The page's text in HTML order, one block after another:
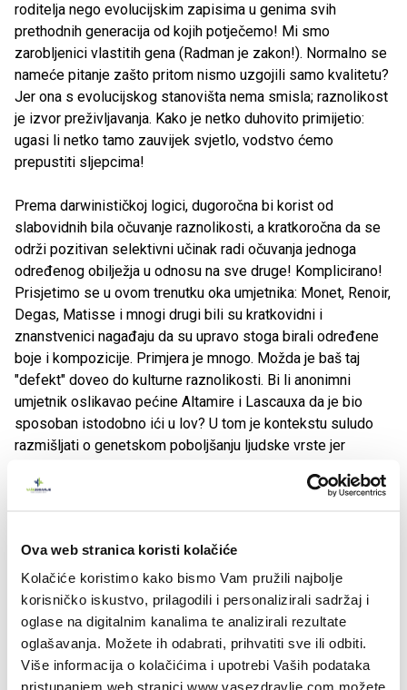
Ova web stranica koristi kolačiće
Kolačiće koristimo kako bismo Vam pružili najbolje
korisničko iskustvo, prilagodili i personalizirali sadržaj i
oglase na digitalnim kanalima te analizirali rezultate
oglašavanja. Možete ih odabrati, prihvatiti sve ili odbiti.
Više informacija o kolačićima i upotrebi Vaših podataka
pristupanjem web stranici www.vasezdravlje.com možete
roditelja nego evolucijskim zapisima u genima svih
prethodnih generacija od kojih potječemo! Mi smo
zarobljenici vlastitih gena (Radman je zakon!). Normalno se
nameće pitanje zašto pritom nismo uzgojili samo kvalitetu?
Jer ona s evolucijskog stanovišta nema smisla; raznolikost
je izvor preživljavanja. Kako je netko duhovito primijetio:
ugasi li netko tamo zauvijek svjetlo, vodstvo ćemo
prepustiti sljepcima!
Prema darwinističkoj logici, dugoročna bi korist od
slabovidnih bila očuvanje raznolikosti, a kratkoročna da se
održi pozitivan selektivni učinak radi očuvanja jednoga
određenog obilježja u odnosu na sve druge! Komplicirano!
Prisjetimo se u ovom trenutku oka umjetnika: Monet, Renoir,
Degas, Matisse i mnogi drugi bili su kratkovidni i
znanstvenici nagađaju da su upravo stoga birali određene
boje i kompozicije. Primjera je mnogo. Možda je baš taj
"defekt" doveo do kulturne raznolikosti. Bi li anonimni
umjetnik oslikavao pećine Altamire i Lascauxa da je bio
sposoban istodobno ići u lov? U tom je kontekstu suludo
razmišljati o genetskom poboljšanju ljudske vrste jer
uključuju uvijek ono što se nama čini pozitivnim. Tu se na
tkiva, pa je prema tome riječ o dva komplementarna
naslijeđa!
U ovom smo trenutku možda došli do stadija kada bi
znanost napokon trebala objasniti koja su pravila igre i tko
je veliki meštar svih kloniranja!